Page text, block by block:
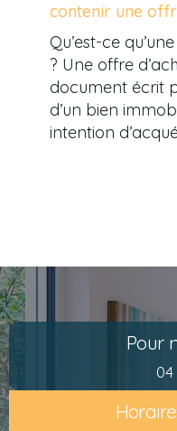
contenir une
Qu’est-ce
? Une offre
document écrit
d’un bien
intention
Pour
04